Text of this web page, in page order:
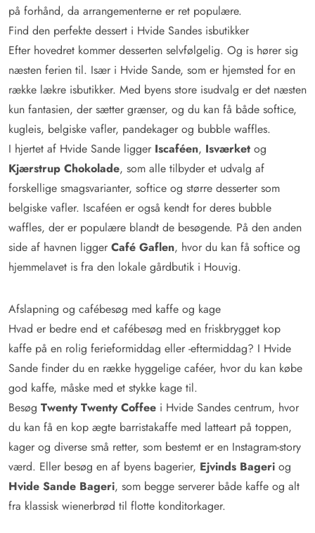
på forhånd, da arrangementerne er ret populære.
Find den perfekte dessert i Hvide Sandes isbutikker
Efter hovedret kommer desserten selvfølgelig. Og is hører sig
næsten ferien til. Især i Hvide Sande, som er hjemsted for en
række lækre isbutikker. Med byens store isudvalg er det næsten
kun fantasien, der sætter grænser, og du kan få både softice,
kugleis, belgiske vafler, pandekager og bubble waffles.
I hjertet af Hvide Sande ligger Iscaféen, Isværket og
Kjærstrup Chokolade, som alle tilbyder et udvalg af
forskellige smagsvarianter, softice og større desserter som
belgiske vafler. Iscaféen er også kendt for deres bubble
waffles, der er populære blandt de besøgende. På den anden
side af havnen ligger Café Gaflen, hvor du kan få softice og
hjemmelavet is fra den lokale gårdbutik i Houvig.
Afslapning og cafébesøg med kaffe og kage
Hvad er bedre end et cafébesøg med en friskbrygget kop
kaffe på en rolig ferieformiddag eller -eftermiddag? I Hvide
Sande finder du en række hyggelige caféer, hvor du kan købe
god kaffe, måske med et stykke kage til.
Besøg Twenty Twenty Coffee i Hvide Sandes centrum, hvor
du kan få en kop ægte barristakaffe med latteart på toppen,
kager og diverse små retter, som bestemt er en Instagram-story
værd. Eller besøg en af byens bagerier, Ejvinds Bageri og
Hvide Sande Bageri, som begge serverer både kaffe og alt
fra klassisk wienerbrød til flotte konditorkager.